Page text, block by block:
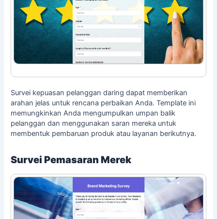
Survei kepuasan pelanggan daring dapat memberikan
arahan jelas untuk rencana perbaikan Anda. Template ini
memungkinkan Anda mengumpulkan umpan balik
pelanggan dan menggunakan saran mereka untuk
membentuk pembaruan produk atau layanan berikutnya.
Survei Pemasaran Merek